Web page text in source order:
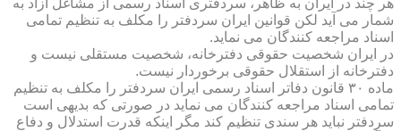
هر چند در ایران به ظاهر، سردفتری اسناد رسمی از مشاغل آزاد به
شمار می آید لکن قوانین ایران سردفتر را مکلف به تنظیم تمامی
اسناد مراجعه کنندگان می نماید.
در ایران شخصیت حقوقی دفترخانه، شخصیت مستقلی نیست و
دفترخانه از استقلال حقوقی برخوردار نیست.
ماده ۳۰ قانون دفاتر اسناد رسمی ایران سردفتر را مکلف به تنظیم
تمامی اسناد مراجعه کنندگان می نماید در صورتی که بدیهی است
سردفتر نباید هر سندی تنظیم کند مگر اینکه قدرت استدلال و دفاع